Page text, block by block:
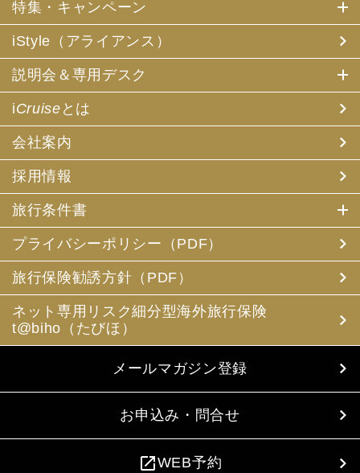
特集・キャンペーン
iStyle（アライアンス）
説明会＆専用デスク
iCruise とは
会社案内
採用情報
旅行条件書
プライバシーポリシー（PDF）
旅行保険勧誘方針（PDF）
ネット専用リスク細分型海外旅行保険
t@biho（たびほ）
メールマガジン登録
お申込み・問合せ
open_in_newWEB予約